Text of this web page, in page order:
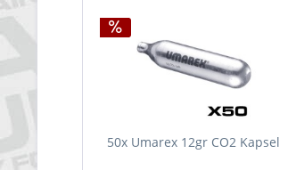
50x Umarex 12gr CO2 Kapsel